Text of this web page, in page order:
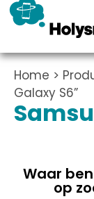
Home >
Galaxy S6”
Waar
op